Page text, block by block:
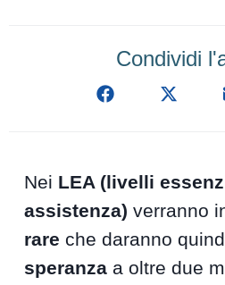
Condividi
Nei LEA (livelli
assistenza) verranno
rare che daranno
speranza a oltre due